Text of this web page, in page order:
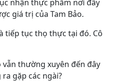
nhận thực phẩm nơi đây
giá trị của Tam Bảo.
tiếp tục thọ thực tại đó. Cô
vẫn thường xuyên đến đây
gặp các ngài?